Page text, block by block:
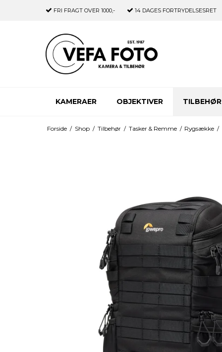
FRI FRAGT OVER 1000,- 14 DAGES FORTRYDELSESRET
KAMERAER OBJEKTIVER TILBEHØR
Forside / Shop / Tilbehør / Tasker & Remme / Rygsække /